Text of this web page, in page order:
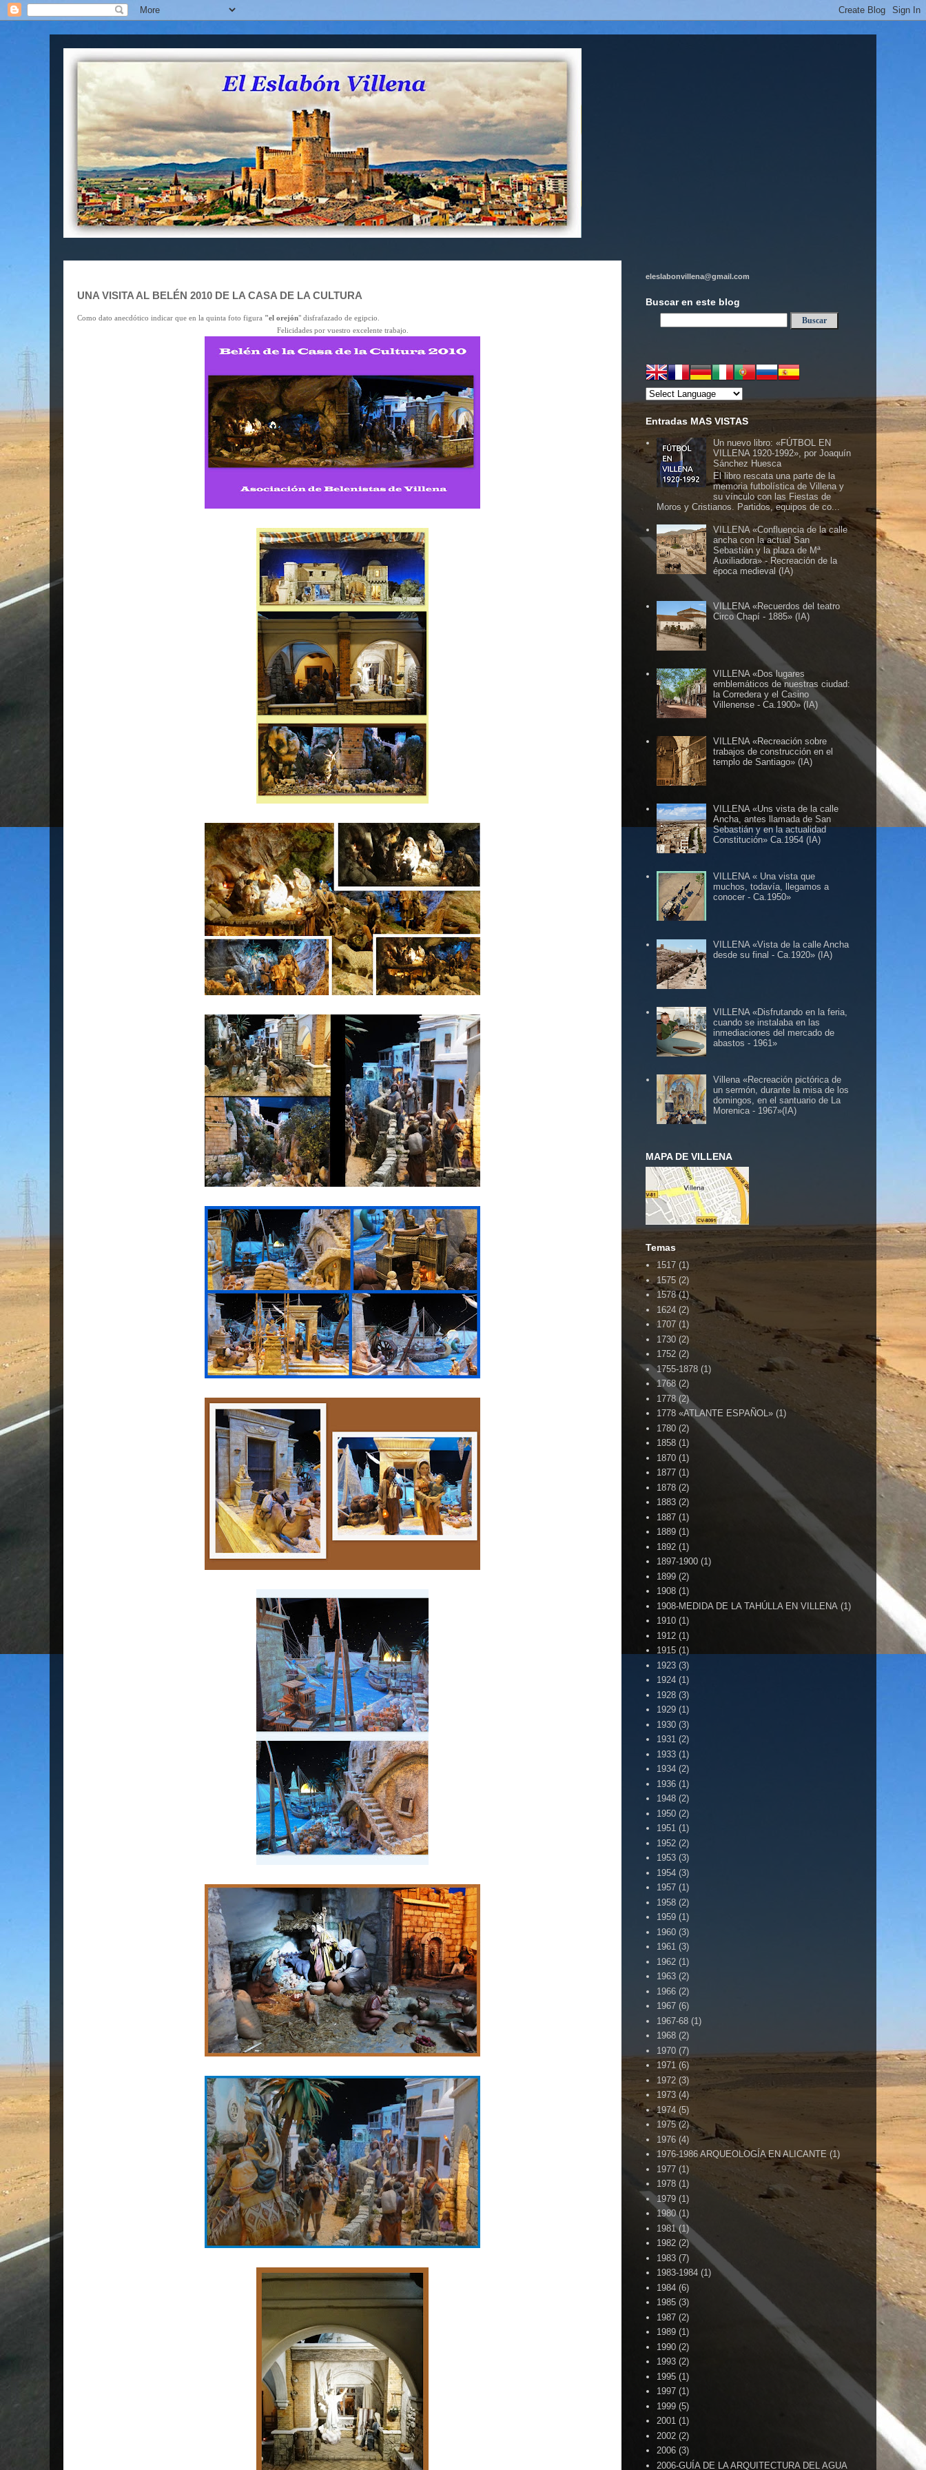
UNA VISITA AL BELÉN 2010 DE LA CASA DE LA CULTURA
Como dato anecdótico indicar que en la quinta foto figura "el orejón" disfrafazado de egipcio.
Felicidades por vuestro excelente trabajo.
eleslabonvillena@gmail.com
Buscar en este blog
Entradas MAS VISTAS
Un nuevo libro: «FÚTBOL EN
VILLENA 1920-1992», por Joaquín
Sánchez Huesca
El libro rescata una parte de la
memoria futbolística de Villena y
su vínculo con las Fiestas de
Moros y Cristianos. Partidos, equipos de co...
VILLENA «Confluencia de la calle
ancha con la actual San
Sebastián y la plaza de Mª
Auxiliadora» - Recreación de la
época medieval (IA)
VILLENA «Recuerdos del teatro
Circo Chapí - 1885» (IA)
VILLENA «Dos lugares
emblemáticos de nuestras ciudad:
la Corredera y el Casino
Villenense - Ca.1900» (IA)
VILLENA «Recreación sobre
trabajos de construcción en el
templo de Santiago» (IA)
VILLENA «Uns vista de la calle
Ancha, antes llamada de San
Sebastián y en la actualidad
Constitución» Ca.1954 (IA)
VILLENA « Una vista que
muchos, todavía, llegamos a
conocer - Ca.1950»
VILLENA «Vista de la calle Ancha
desde su final - Ca.1920» (IA)
VILLENA «Disfrutando en la feria,
cuando se instalaba en las
inmediaciones del mercado de
abastos - 1961»
Villena «Recreación pictórica de
un sermón, durante la misa de los
domingos, en el santuario de La
Morenica - 1967»(IA)
MAPA DE VILLENA
Temas
1517 (1)
1575 (2)
1578 (1)
1624 (2)
1707 (1)
1730 (2)
1752 (2)
1755-1878 (1)
1768 (2)
1778 (2)
1778 «ATLANTE ESPAÑOL» (1)
1780 (2)
1858 (1)
1870 (1)
1877 (1)
1878 (2)
1883 (2)
1887 (1)
1889 (1)
1892 (1)
1897-1900 (1)
1899 (2)
1908 (1)
1908-MEDIDA DE LA TAHÚLLA EN VILLENA (1)
1910 (1)
1912 (1)
1915 (1)
1923 (3)
1924 (1)
1928 (3)
1929 (1)
1930 (3)
1931 (2)
1933 (1)
1934 (2)
1936 (1)
1948 (2)
1950 (2)
1951 (1)
1952 (2)
1953 (3)
1954 (3)
1957 (1)
1958 (2)
1959 (1)
1960 (3)
1961 (3)
1962 (1)
1963 (2)
1966 (2)
1967 (6)
1967-68 (1)
1968 (2)
1970 (7)
1971 (6)
1972 (3)
1973 (4)
1974 (5)
1975 (2)
1976 (4)
1976-1986 ARQUEOLOGÍA EN ALICANTE (1)
1977 (1)
1978 (1)
1979 (1)
1980 (1)
1981 (1)
1982 (2)
1983 (7)
1983-1984 (1)
1984 (6)
1985 (3)
1987 (2)
1989 (1)
1990 (2)
1993 (2)
1995 (1)
1997 (1)
1999 (5)
2001 (1)
2002 (2)
2006 (3)
2006-GUÍA DE LA ARQUITECTURA DEL AGUA